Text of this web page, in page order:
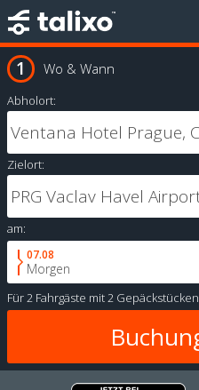
Wo & Wann
Abholort:
Zielort:
am:
07.08
Morgen
Für2 Fahrgäste mit2 Gepäckstücken